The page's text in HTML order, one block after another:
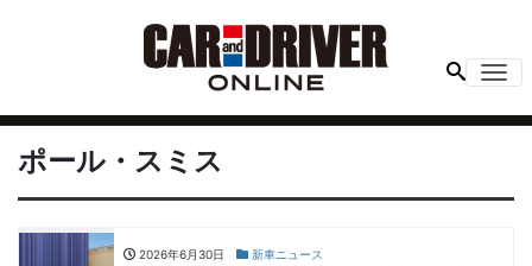
ポール・スミス
2026年6月30日 新車ニュース